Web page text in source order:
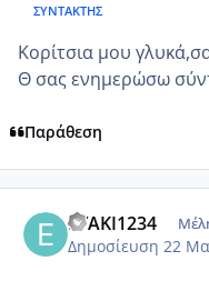
ΣΥΝΤΆΚΤΗΣ
Κορίτσια μου
Θ σας ενημερώσω
Παράθεση
EYAKI1234
Δημοσίευση 22